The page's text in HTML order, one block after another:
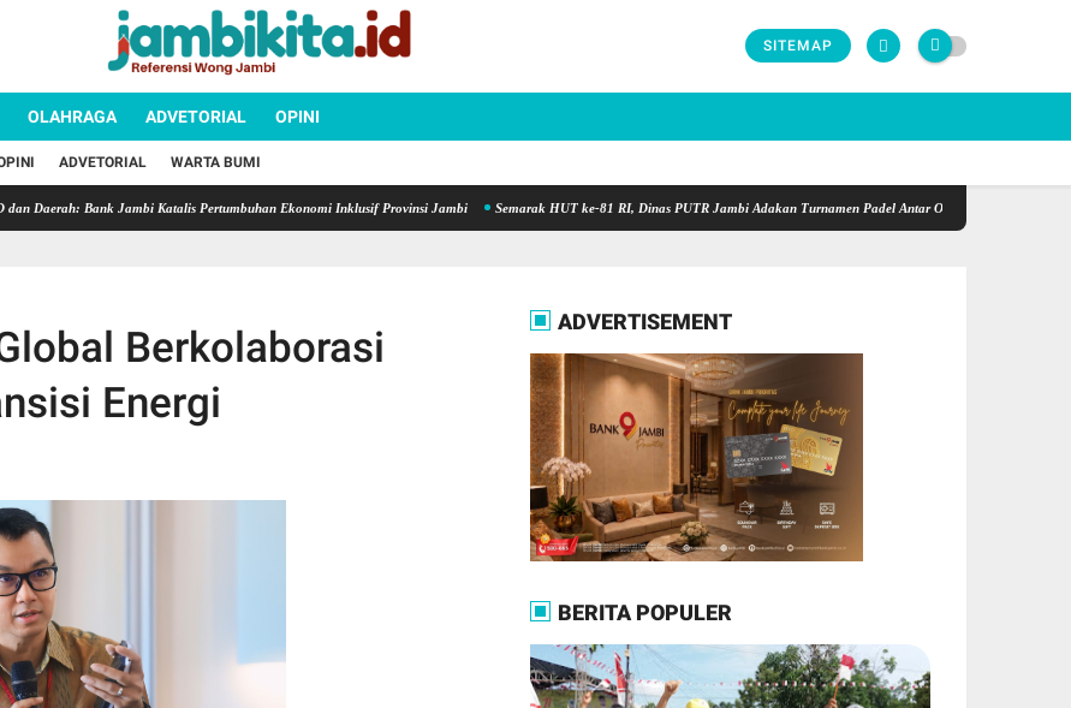
SITEMAP
OLAHRAGA ADVETORIAL OPINI
ADVETORIAL WARTA BUMI
Bank Jambi Katalis Pertumbuhan Ekonomi Inklusif Provinsi Jambi Semarak HUT ke-81 RI, Dinas PUTR Jambi Adakan Turnamen Padel Antar OPD Berhadiah Total Rp40 Juta
Berkolaborasi
Energi
ADVERTISEMENT
BERITA POPULER